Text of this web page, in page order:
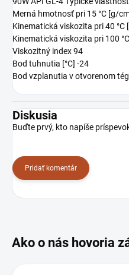
Merná hmotnosť pri 15 °C [g/
Kinematická viskozita pri 40
Kinematická viskozita pri 100
Viskozitný index 94
Bod tuhnutia [°C] -24
Bod vzplanutia v otvorenom
Diskusia
Buďte prvý, kto napíše
Pridať komentár